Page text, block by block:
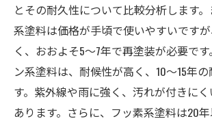
とその耐久性について比較分析します
系塗料は価格が手頃で使いやすいです
く、おおよそ5〜7年で再塗装が必要で
ン系塗料は、耐候性が高く、10〜15年
す。紫外線や雨に強く、汚れが付きに
あります。さらに、フッ素系塗料は20